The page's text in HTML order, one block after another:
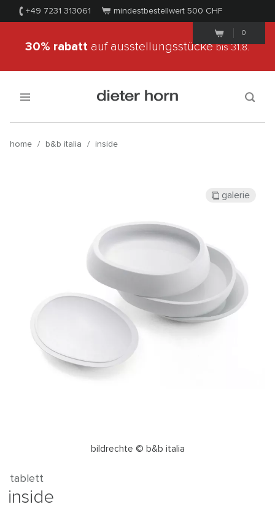
+49 7231 313061 mindestbestellwert 500 CHF
0
30% rabatt auf ausstellungsstückebis 31.8.
home / b&b italia / inside
bildrechte © b&b italia
galerie
tablett
inside